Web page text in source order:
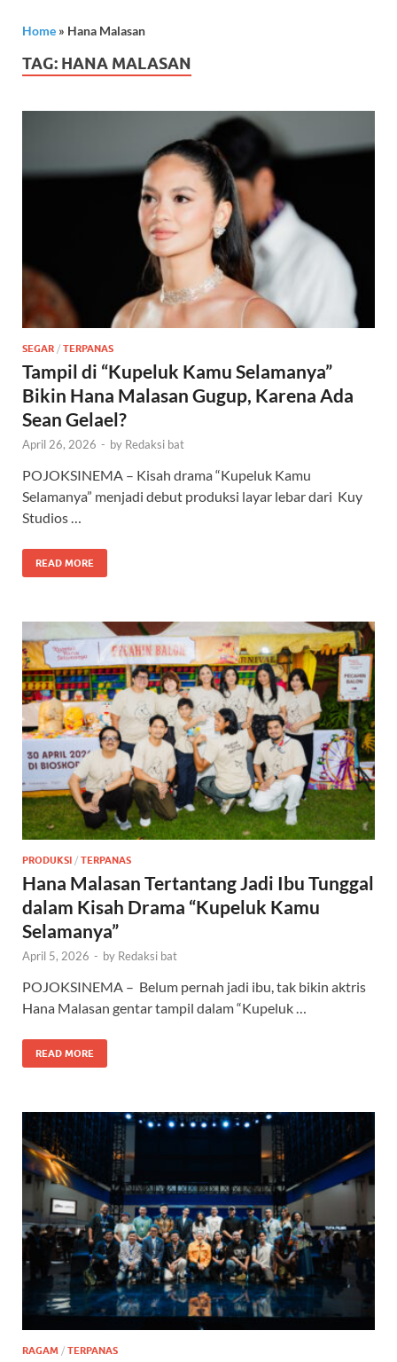
Home » Hana Malasan
TAG: HANA MALASAN
SEGAR / TERPANAS
Tampil di “Kupeluk Kamu Selamanya”
Bikin Hana Malasan Gugup, Karena Ada
Sean Gelael?
April 26, 2026 - by Redaksi bat
POJOKSINEMA – Kisah drama “Kupeluk Kamu
Selamanya” menjadi debut produksi layar lebar dari Kuy
Studios …
READ MORE
PRODUKSI / TERPANAS
Hana Malasan Tertantang Jadi Ibu Tunggal
dalam Kisah Drama “Kupeluk Kamu
Selamanya”
April 5, 2026 - by Redaksi bat
POJOKSINEMA – Belum pernah jadi ibu, tak bikin aktris
Hana Malasan gentar tampil dalam “Kupeluk …
READ MORE
RAGAM / TERPANAS